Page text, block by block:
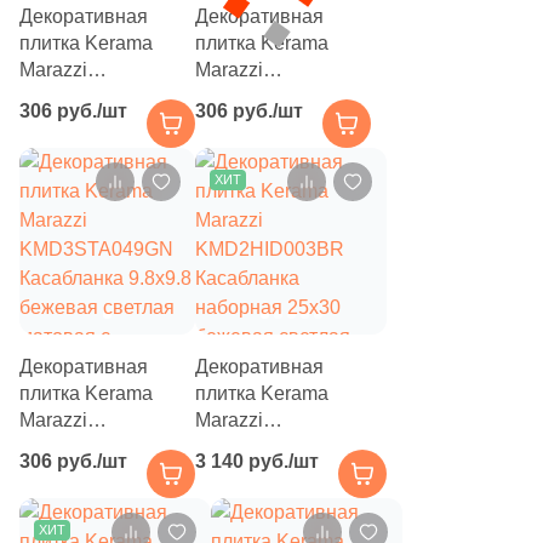
Infinity Ceramica ( 153)
Inter Gres (
Isla (24)
Itaca (15)
Italgraniti (
Italica Tiles ( 46)
Italon (Италон) (892 )
Janye Slab (21
Keraben (112)
Декоративная
плитка Kerama
Marazzi
KMD3STA050GN
Касабланка 9.8x9.8
серая светлая
матовая с
орнаментом
306 руб./шт
Декоративная
плитка Kerama
Marazzi
KMD3STA051GN
Касабланка 9.8x9.8
серая матовая с
орнаментом
306 руб./шт
Декоративная
плитка Kerama
Marazzi
KMD3STA049GN
Касабланка 9.8x9.8
бежевая светлая
матовая с
306 руб./шт
ХИТ
Декоративная
плитка Kerama
Marazzi
Касабланка
наборная 25x30
бежевая светлая
3 140 руб./шт
ХИТ